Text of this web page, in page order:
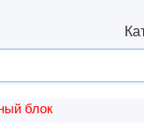
блок